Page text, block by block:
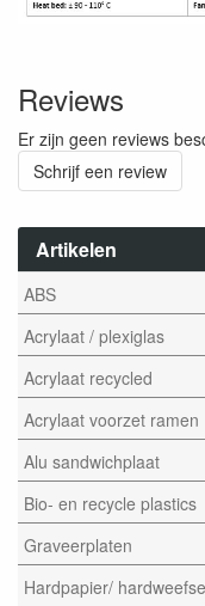
Artikelen
ABS
Acrylaat / plexiglas
Acrylaat recycled
Acrylaat voorzet ramen
Alu sandwichplaat
Bio- en recycle plastics
Graveerplaten
Hardpapier/
Reviews
Er zijn geen reviews
Schrijf een review